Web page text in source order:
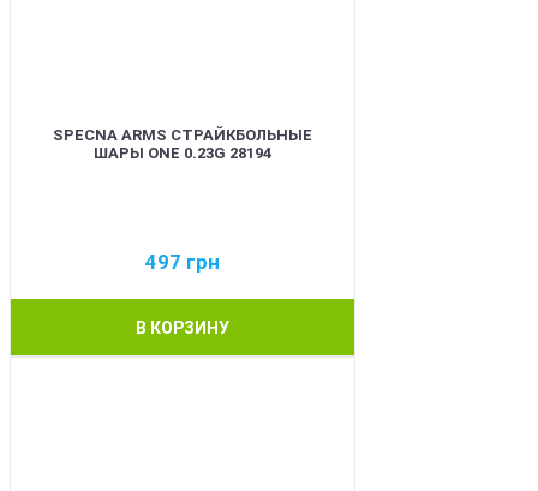
SPECNA ARMS СТРАЙКБОЛЬНЫЕ
ШАРЫ ONE 0.23G 28194
497 грн
В КОРЗИНУ